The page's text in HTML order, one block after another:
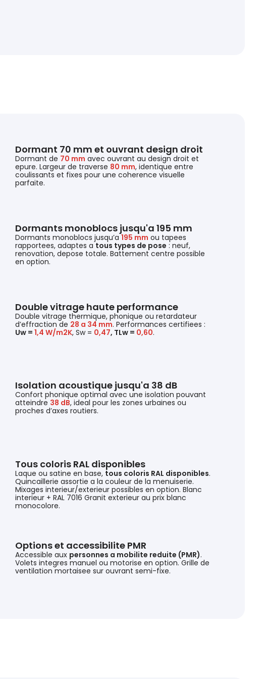
Dormant 70 mm et ouvrant design droit
Dormant de 70 mm avec ouvrant au design droit et
epure. Largeur de traverse 80 mm, identique entre
coulissants et fixes pour une coherence visuelle
parfaite.
Dormants monoblocs jusqu'a 195 mm
Dormants monoblocs jusqu’a195 mm ou tapees
rapportees, adaptes atous types de pose : neuf,
renovation, depose totale. Battement centre possible
en option.
Double vitrage haute performance
Double vitrage thermique, phonique ou retardateur
d’effraction de 28 a 34 mm. Performances certifiees :
Uw = 1,4 W/m2K, Sw = 0,47, TLw = 0,60.
Isolation acoustique jusqu'a 38 dB
Confort phonique optimal avec une isolation pouvant
atteindre 38 dB, ideal pour les zones urbaines ou
proches d’axes routiers.
Tous coloris RAL disponibles
Laque ou satine en base, tous coloris RAL disponibles.
Quincaillerie assortie a la couleur de la menuiserie.
Mixages interieur/exterieur possibles en option. Blanc
interieur + RAL 7016 Granit exterieur au prix blanc
monocolore.
Options et accessibilite PMR
Accessible aux personnes a mobilite reduite (PMR).
Volets integres manuel ou motorise en option. Grille de
ventilation mortaisee sur ouvrant semi-fixe.